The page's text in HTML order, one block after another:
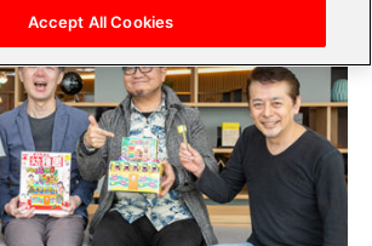
Accept All Cookies